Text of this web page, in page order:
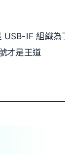
IF 組織為
才是王道